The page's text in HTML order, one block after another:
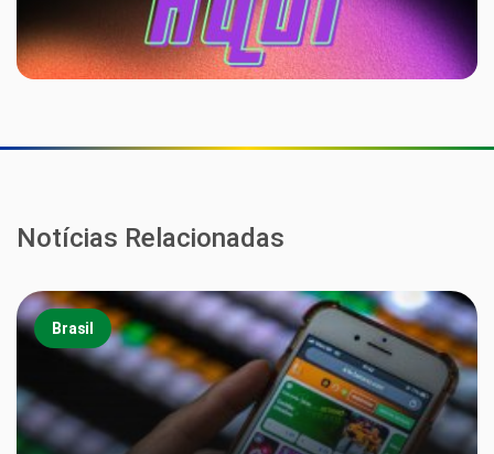
Notícias Relacionadas
Brasil